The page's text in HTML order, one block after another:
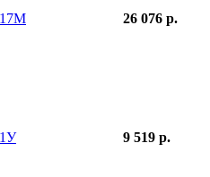
26 076 р.
9 519 р.